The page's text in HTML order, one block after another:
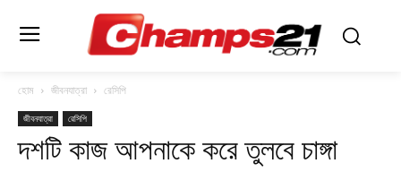
হোম জীবনযাত্রা রেসিপি
জীবনযাত্রা রেসিপি
দশটি কাজ আপনাকে করে তুলবে চাঙ্গা